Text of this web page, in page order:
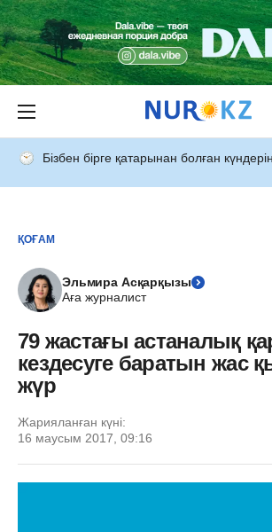
Бізбен бірге қатарынан болған
ҚОҒАМ
Эльмира Асқарқызы
Аға журналист
79 жастағы астаналық
кездесуге баратын жас
жүр
Жарияланған күні:
16 маусым 2017, 09:16